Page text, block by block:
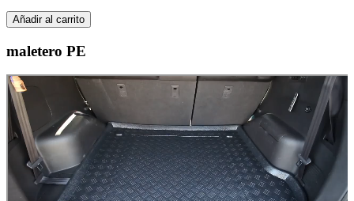
Añadir al carrito
maletero PE